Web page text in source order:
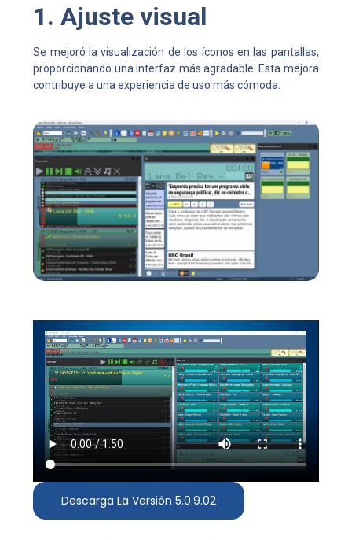
1. Ajuste visual
Se mejoró la visualización de los íconos en las pantallas,
proporcionando una interfaz más agradable. Esta mejora
contribuye a una experiencia de uso más cómoda.
Descarga La Versión 5.0.9.02